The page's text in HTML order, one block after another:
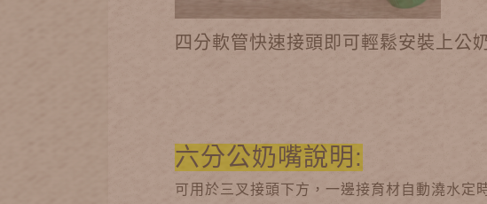
四分軟管快速接頭即可輕鬆安裝上公
六分公奶嘴說明:
可用於三叉接頭下方，一邊接育材自動澆水定